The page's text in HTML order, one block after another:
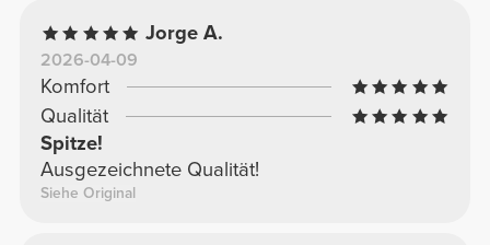
Jorge A.
2026-04-09
Komfort
Qualität
Spitze!
Ausgezeichnete Qualität!
Siehe Original